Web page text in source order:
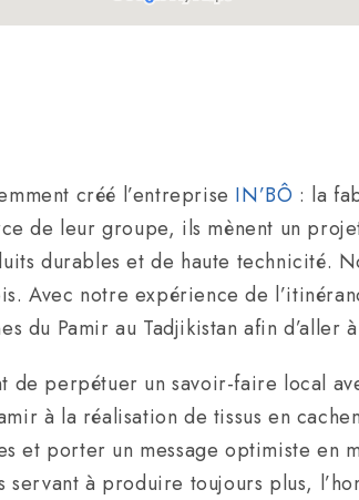
créé l’entreprise IN’BÔ : la
de leur groupe, ils mènent un
durables et de haute technicité.
Avec notre expérience de
du Pamir au Tadjikistan afin d’aller
de perpétuer un savoir-faire local
à la réalisation de tissus en
et porter un message optimiste en
servant à produire toujours plus,